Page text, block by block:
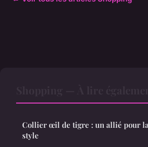
Collier œil de tigre : un allié pour
style